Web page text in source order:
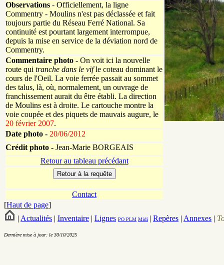
Observations - Officiellement, la ligne
Commentry - Moulins n'est pas déclassée et fait
toujours partie du Réseau Ferré National. Sa
continuité est pourtant largement interrompue,
depuis la mise en service de la déviation nord de
Commentry.
Commentaire photo - On voit ici la nouvelle
route qui tranche dans le vifle coteau dominant le
cours de l'Oeil. La voie ferrée passait au sommet
des talus, là, où, normalement, un ouvrage de
franchissement aurait du être établi. La direction
de Moulins est à droite. Le cartouche montre la
voie coupée et des piquets de mauvais augure, le
20 février 2007.
Date photo - 20/06/2012
Crédit photo - Jean-Marie BORGEAIS
Retour au tableau précédant
Contact
[Haut de page]
| Actualités | Inventaire | Lignes PO PLM Midi | Repères | Annexes |
Dernière mise à jour: le 30/10/2025